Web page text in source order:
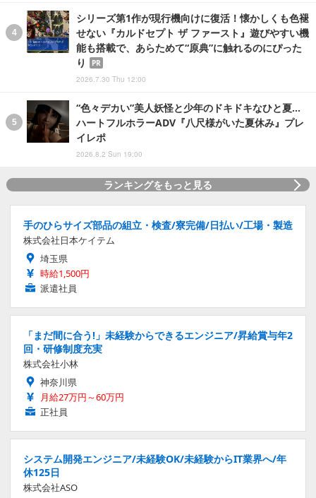
シリーズ第1作が現行機向けに復活！懐かしくも色褪
せない『カルドセプト ザ ファースト』遊びやすい機
能も搭載で、あらためて“原典”に触れるのにぴった
り
PR
2026.7.30 Thu 12:00
“色々デカい”美人妖怪と少年のドキドキなひと夏…
ハートフルホラーADV『八尺様がいた夏休み』プレ
イレポ
2026.8.2 Sun 19:00
ランキングをもっと見る
手のひらサイズ部品の組立・検査/寮完備/日払い/工場・製造
株式会社日本ケイテム
埼玉県
時給1,500円
派遣社員
「まだ間に合う!」未経験からできるエンジニア/昇給賞与年2
回・研修制度充実
株式会社小林
神奈川県
月給27万円～60万円
正社員
システム開発エンジニア/未経験OK/未経験からIT業界へ/年
休125日
株式会社ASO